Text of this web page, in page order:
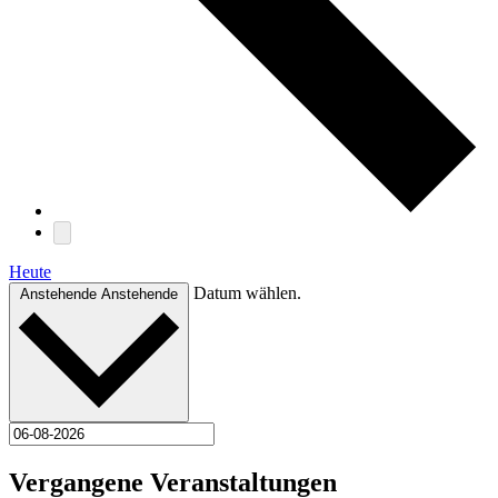
Heute
Anstehende Anstehende Datum wählen.
Vergangene Veranstaltungen